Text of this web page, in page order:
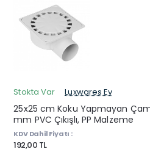
Stokta Var Luxwares Ev
25x25 cm Koku Yapmayan
mm PVC Çıkışlı, PP Malzeme
KDV Dahil Fiyatı :
192,00 TL